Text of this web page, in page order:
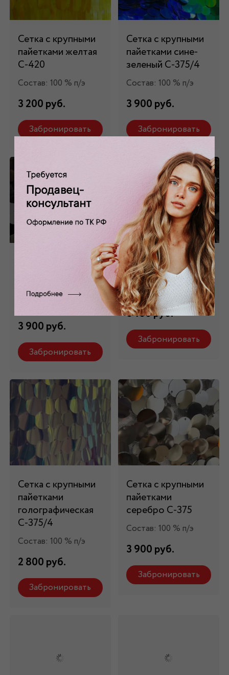
Сетка с крупными
пайетками желтая
С-420
Состав: 100 % п/э
3 200 руб.
Забронировать
Сетка с крупными
пайетками сине-
зеленый С-375/4
Состав: 100 % п/э
3 900 руб.
Забронировать
Сетка с крупными
пайетками черная
С-375
3 900 руб.
Забронировать
Шелк с пайетками
черный ШЛ-092
Состав: 100% шелк
6 160 руб.
Забронировать
Сетка с крупными
пайетками
голографическая
С-375/4
Состав: 100 % п/э
2 800 руб.
Забронировать
Сетка с крупными
пайетками
серебро С-375
Состав: 100 % п/э
3 900 руб.
Забронировать